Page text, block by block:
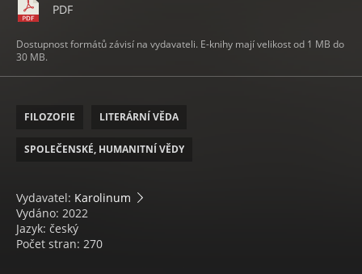
PDF
Dostupnost formátů závisí na vydavateli. E-knihy mají velikost od 1 MB do
30 MB.
FILOZOFIE LITERÁRNÍ VĚDA
SPOLEČENSKÉ, HUMANITNÍ VĚDY
Vydavatel: Karolinum
Vydáno: 2022
Jazyk: český
Počet stran: 270